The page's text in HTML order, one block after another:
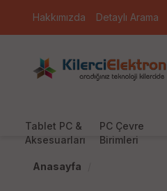
Hakkımızda Detaylı Arama
Tablet PC &
Aksesuarları
PC Çevre
Birimleri
Anasayfa